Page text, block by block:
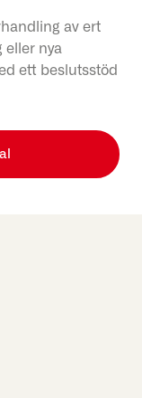
av ert
eller nya
ett beslutsstöd